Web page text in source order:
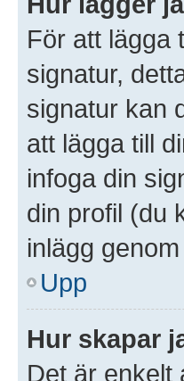
För att lägga
signatur,
signatur kan
att lägga till
infoga din
din profil (du
inlägg
Upp
Hur skapar
Det är enkelt